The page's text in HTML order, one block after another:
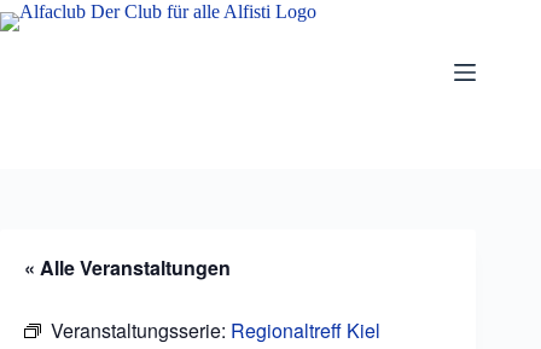
Zum
Inhalt
« Alle Veranstaltungen
Veranstaltungsserie: Regionaltreff Kiel